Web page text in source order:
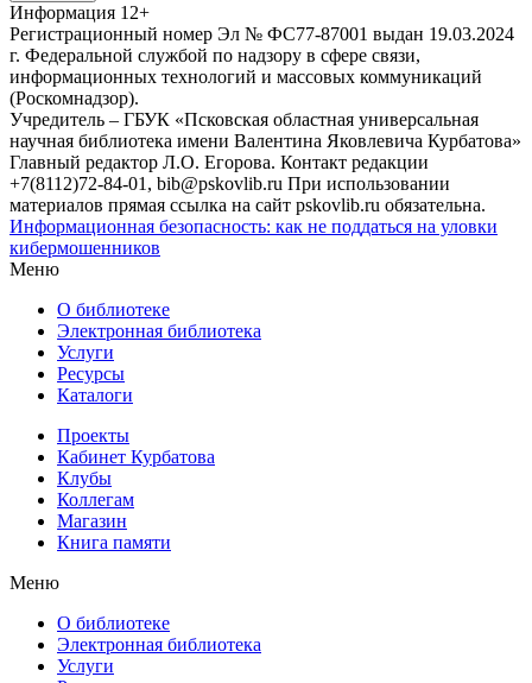
Информация 12+
Регистрационный номер Эл № ФС77-87001 выдан 19.03.2024
г. Федеральной службой по надзору в сфере связи,
информационных технологий и массовых коммуникаций
(Роскомнадзор).
Учредитель – ГБУК «Псковская областная универсальная
научная библиотека имени Валентина Яковлевича Курбатова»
Главный редактор Л.О. Егорова. Контакт редакции
+7(8112)72-84-01, bib@pskovlib.ru При использовании
материалов прямая ссылка на сайт pskovlib.ru обязательна.
Информационная безопасность: как не поддаться на уловки
кибермошенников
Меню
О библиотеке
Электронная библиотека
Услуги
Ресурсы
Каталоги
Проекты
Кабинет Курбатова
Клубы
Коллегам
Магазин
Книга памяти
Меню
О библиотеке
Электронная библиотека
Услуги